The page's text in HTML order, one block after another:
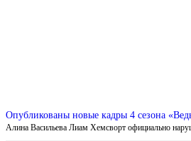
Опубликованы новые кадры 4 сезона
Алина Васильева Лиам Хемсворт официально